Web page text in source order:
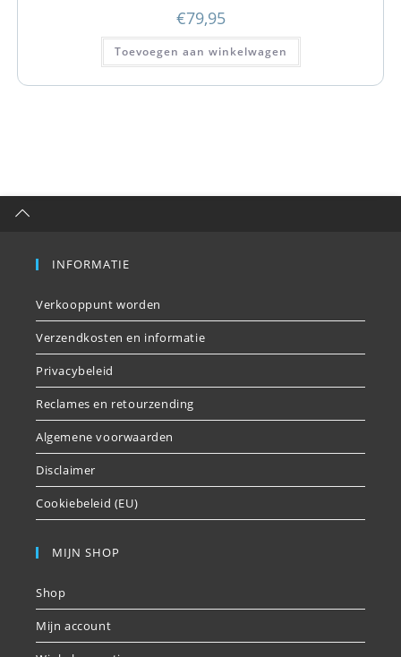
€79,95
Toevoegen aan winkelwagen
INFORMATIE
Verkooppunt worden
Verzendkosten en informatie
Privacybeleid
Reclames en retourzending
Algemene voorwaarden
Disclaimer
Cookiebeleid (EU)
MIJN SHOP
Shop
Mijn account